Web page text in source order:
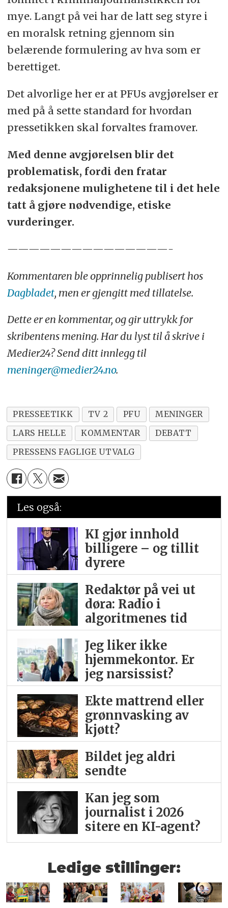
mye. Langt på vei har de latt seg styre i
en moralsk retning gjennom sin
belærende formulering av hva som er
berettiget.
Det alvorlige her er at PFUs avgjørelser er
med på å sette standard for hvordan
pressetikken skal forvaltes framover.
Med denne avgjørelsen blir det
problematisk, fordi den fratar
redaksjonene mulighetene til i det hele
tatt å gjøre nødvendige, etiske
vurderinger.
———————————————-
Kommentaren ble opprinnelig publisert hos
Dagbladet, men er gjengitt med tillatelse.
Dette er en kommentar, og gir uttrykk for
skribentens mening. Har du lyst til å skrive i
Medier24? Send ditt innlegg til
meninger@medier24.no.
PRESSEETIKK TV 2 PFU
MENINGER
LARS HELLE
KOMMENTAR
DEBATT
PRESSENS FAGLIGE UTVALG
Les også:
KI gjør innhold
billigere – og tillit
dyrere
Redaktør på vei ut
døra: Radio i
algoritmenes tid
Jeg liker ikke
hjemme­kontor. Er
jeg narsissist?
Ekte mattrend eller
grønnvasking av
kjøtt?
Bildet jeg aldri
sendte
Kan jeg som
journalist i 2026
sitere en KI-agent?
Ledige stillinger: